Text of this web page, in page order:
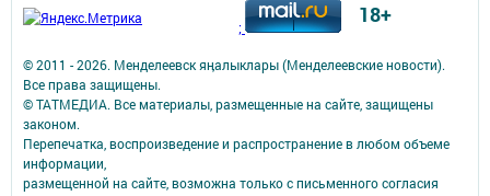
© 2011 - 2026. Менделеевск яӊалыклары (Менделеевские новости).
Все права защищены.
© ТАТМЕДИА. Все материалы, размещенные на сайте, защищены
законом.
Перепечатка, воспроизведение и распространение в любом объеме
информации,
размещенной на сайте, возможна только с письменного согласия
; 18+